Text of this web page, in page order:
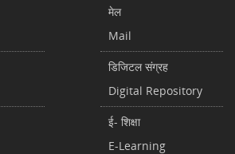
मेल
Mail
डिजिटल संग्रह
Digital Repository
ई- शिक्षा
E-Learning